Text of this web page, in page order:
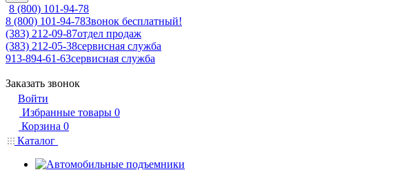
8 (800) 101-94-78
8 (800) 101-94-78Звонок бесплатный!
(383) 212-09-87отдел продаж
(383) 212-05-38сервисная служба
913-894-61-63сервисная служба
Заказать звонок
Войти
Избранные товары 0
Корзина 0
Каталог